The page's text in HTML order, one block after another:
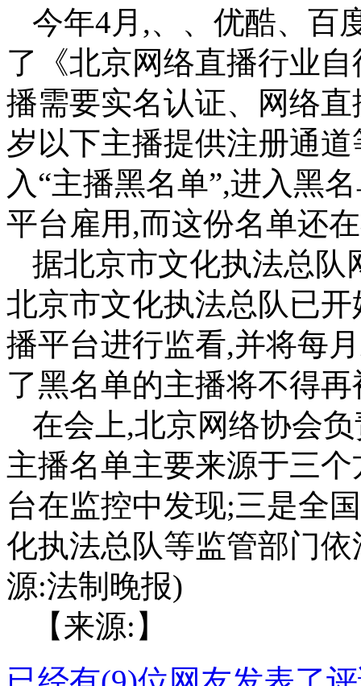
今年4月,、、优酷、百
了《北京网络直播行业
播需要实名认证、网络
岁以下主播提供注册通
入“主播黑名单”,进入黑
平台雇用,而这份名单还
据北京市文化执法总队
北京市文化执法总队已
播平台进行监看,并将每
了黑名单的主播将不得
在会上,北京网络协会
主播名单主要来源于三
台在监控中发现;三是全
化执法总队等监管部门
源:法制晚报)
【来源:】